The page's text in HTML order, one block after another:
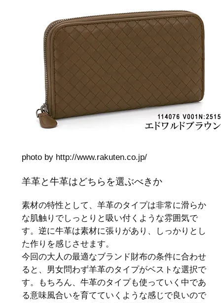
photo by http://www.rakuten.co.jp/
羊革と牛革はどちらを選ぶべきか
素材の特性として、羊革のタイプは非常に滑らか
な肌触りでしっとりと吸い付くような雰囲気で
す。逆に牛革は素材に張りがあり、しっかりとし
た作りを感じさせます。
今回の大人の最適なブランド財布の条件に合わせ
ると、男女問わず羊革のタイプがベストな選択で
す。もちろん、牛革のタイプも使っていく中であ
る意味風合いを育てていくような感じで良いので